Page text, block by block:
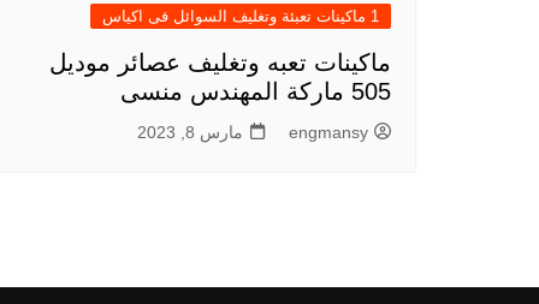
1 ماكينات تعبئة وتغليف السوائل فى اكياس
ماكينات تعبه وتغليف عصائر موديل
505 ماركة المهندس منسى
engmansy مارس 8, 2023